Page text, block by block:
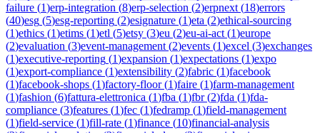
failure (1)erp-integration (8)erp-selection (2)erpnext (18)errors
(40)esg (5)esg-reporting (2)esignature (1)eta (2)ethical-sourcing
(1)ethics (1)etims (1)etl (5)etsy (3)eu (2)eu-ai-act (1)europe
(2)evaluation (3)event-management (2)events (1)excel (3)exchanges
(1)executive-reporting (1)expansion (1)expectations (1)expo
(1)export-compliance (1)extensibility (2)fabric (1)facebook
(1)facebook-shops (1)factory-floor(1)faire (1)farm-management
(1)fashion (6)fattura-elettronica (1)fba (1)fbr(2)fda (1)fda-
compliance (3)features (1)fec (1)fedramp (1)field-management
(1)field-service (1)fill-rate (1)finance (10)financial-analysis